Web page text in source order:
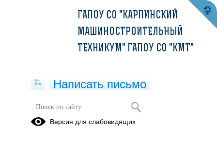
СВ-20
ГАПОУ СО "КАРПИНСКИЙ
МАШИНОСТРОИТЕЛЬНЫЙ
ТЕХНИКУМ" ГАПОУ СО "КМТ"
Написать письмо
Версия для слабовидящих